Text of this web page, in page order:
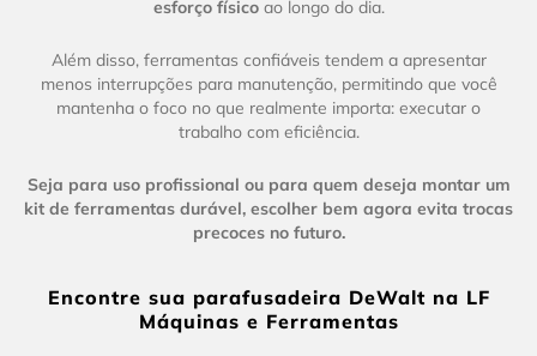
esforço físicoao longo do dia.
Além disso, ferramentas confiáveis tendem a apresentar
menos interrupções para manutenção, permitindo que você
mantenha o foco no que realmente importa: executar o
trabalho com eficiência.
Seja para uso profissional ou para quem deseja montar um
kit de ferramentas durável, escolher bem agora evita trocas
precoces no futuro.
Encontre sua parafusadeira DeWalt na LF
Máquinas e Ferramentas